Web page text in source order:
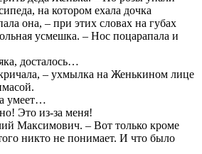
на котором ехала дочка
она, – при этих словах на губах
усмешка. – Нос поцарапала и
досталось…
– ухмылка на Женькином лице
умеет…
Это из-за меня!
Максимович. – Вот только кроме
никто не понимает. И что было